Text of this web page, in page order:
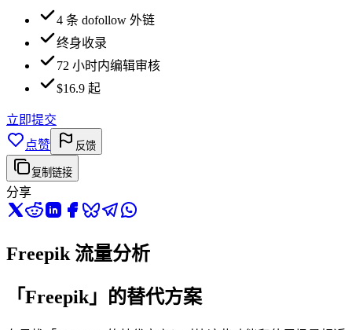
4 条 dofollow 外链
终身收录
72 小时内编辑审核
$16.9 起
立即提交
点赞
反馈
复制链接
分享
Freepik 流量分析
「Freepik」的替代方案